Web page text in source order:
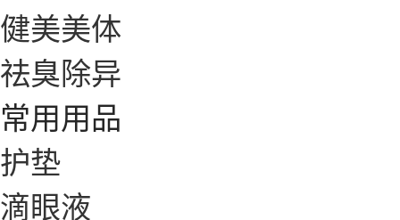
健美美体
祛臭除异
常用用品
护垫
滴眼液